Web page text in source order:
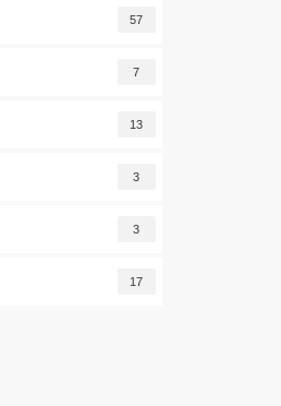
57
7
13
3
3
17